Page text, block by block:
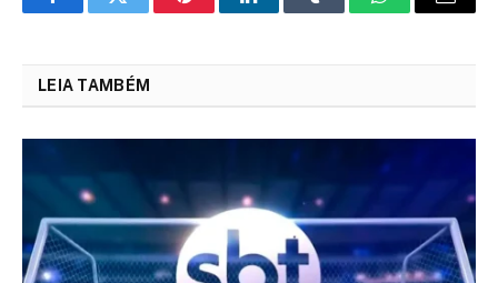
FacebookTwitter PinterestLinkedInTumblr WhatsAppEmail
LEIA TAMBÉM